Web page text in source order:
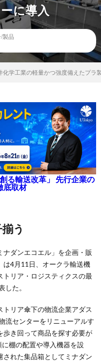
に導入
製品
化学工業の軽量かつ強度備えたプラ
る輸送改革」 先行企業の
底取材
う
ダンエコエル」を企画・販
は4月11日、オークラ輸送機
トリア・ロジスティクスの最
した。
リア傘下の物流企業アダス
流センターをリニューアルす
歩き回って商品を探す必要が
棚の配置や導入機器を設
れた集品箱としてミナダン